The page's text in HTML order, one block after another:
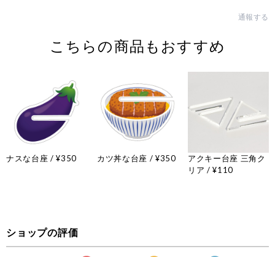
通報する
こちらの商品もおすすめ
ナスな台座 / ¥350 カツ丼な台座 / ¥350
アクキー台座 三角ク
リア / ¥110
ショップの評価